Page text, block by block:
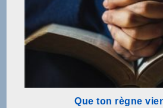
Que ton règne